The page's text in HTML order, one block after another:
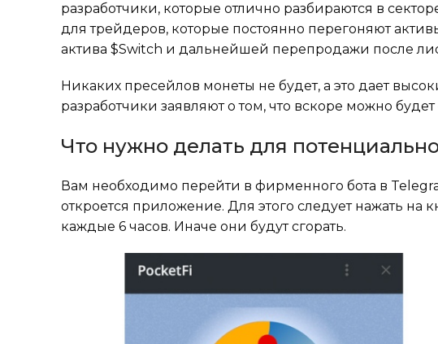
разработчики, которые отлично разбираются в
для трейдеров, которые постоянно перегоняют
актива $Switch и дальнейшей перепродажи после
Никаких пресейлов монеты не будет, а это дает
разработчики заявляют о том, что вскоре можно
Что нужно делать для
Вам необходимо перейти в фирменного бота в
откроется приложение. Для этого следует нажать на
каждые 6 часов. Иначе они будут сгорать.